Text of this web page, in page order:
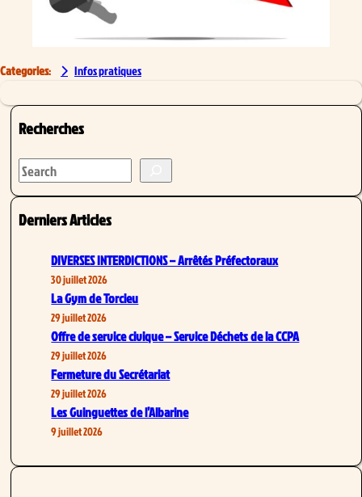
Categories: Infos pratiques
Recherches
S
e
a
r
Derniers Articles
DIVERSES INTERDICTIONS – Arrêtés Préfectoraux
30 juillet 2026
La Gym de Torcieu
29 juillet 2026
Offre de service civique – Service Déchets de la CCPA
29 juillet 2026
Fermeture du Secrétariat
29 juillet 2026
Les Guinguettes de l’Albarine
9 juillet 2026